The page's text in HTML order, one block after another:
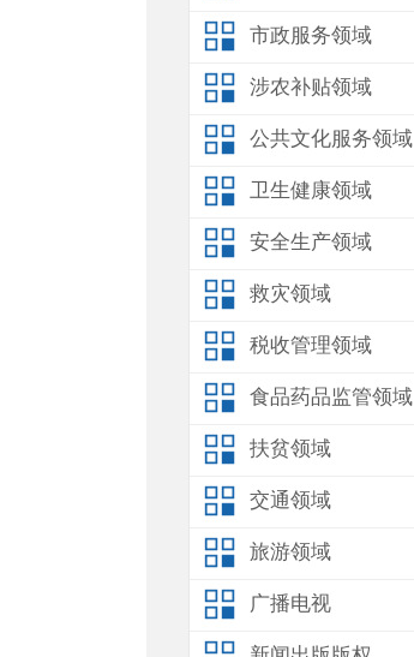
市政服务领域
涉农补贴领域
公共文化服务领域
卫生健康领域
安全生产领域
救灾领域
税收管理领域
食品药品监管领域
扶贫领域
交通领域
旅游领域
广播电视